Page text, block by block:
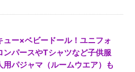
ュー×ベビードール！ユニフォ
ンパースやTシャツなど子供服
用パジャマ（ルームウエア）も